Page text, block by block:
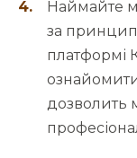
Наймайте
за
платформі
дозволить